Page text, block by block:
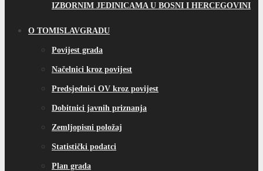
IZBORNIM JEDINICAMA U BOSNI I HERCEGOVINI
O TOMISLAVGRADU
Povijest grada
Načelnici kroz povijest
Predsjednici OV kroz povijest
Dobitnici javnih priznanja
Zemljopisni položaj
Statistički podatci
Plan grada